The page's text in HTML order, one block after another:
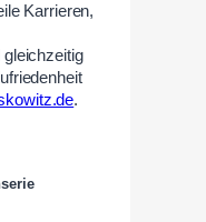
Karrieren,
gleichzeitig
.